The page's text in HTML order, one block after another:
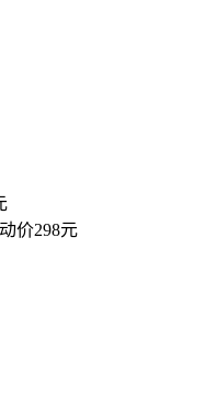
价298元